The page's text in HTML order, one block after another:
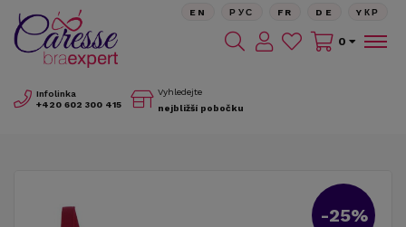
Infolinka
+420 602 300 415
Vyhledejte
nejbližší pobočku
EN РУС FR DE YКР
0
-25%